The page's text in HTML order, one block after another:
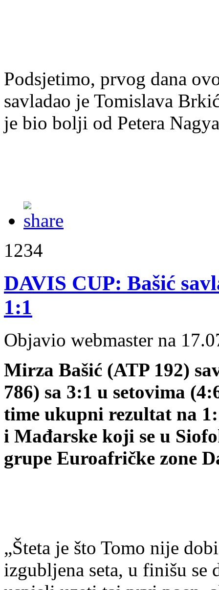
Podsjetimo, prvog dana
savladao je Tomislava
je bio bolji od Petera
1234
DAVIS CUP: Bašić
1:1
Objavio webmaster na
Mirza Bašić (ATP 192)
786) sa 3:1 u setovima
time ukupni rezultat na
i Mađarske koji se u
grupe Euroafričke zone
„Šteta je što Tomo nije
izgubljena seta, u finišu se